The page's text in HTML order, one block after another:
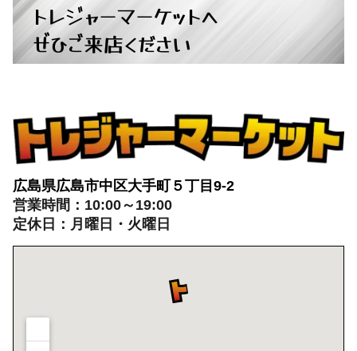
トレジャーマーケットへ
ぜひご来店ください
広島県広島市中区大手町５丁目9-2
営業時間：10:00～19:00
定休日：月曜日・火曜日